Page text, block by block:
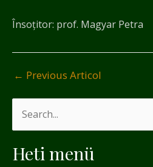
Însoțitor: prof. Magyar Petra
← Previous Articol
a
Heti menü